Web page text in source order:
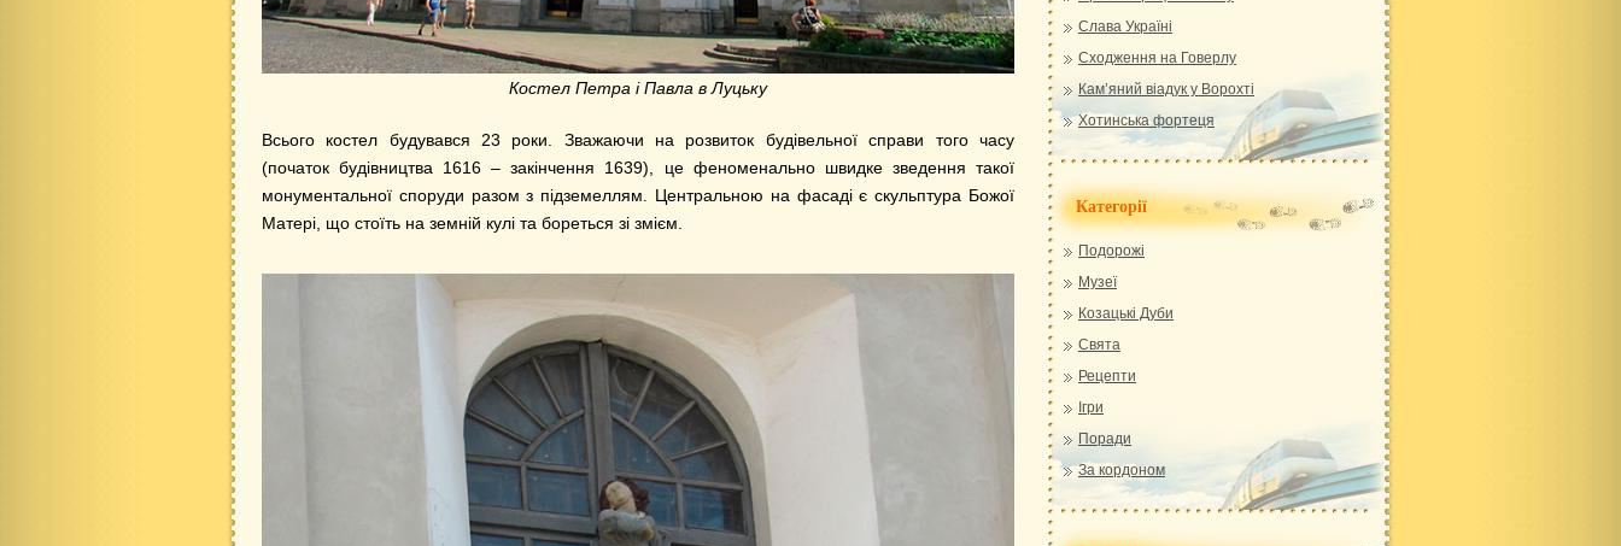
Костел Петра і Павла в Луцьку
Всього костел будувався 23 роки. Зважаючи на розвиток будівельної справи того часу
(початок будівництва 1616 – закінчення 1639), це феноменально швидке зведення такої
монументальної споруди разом з підземеллям. Центральною на фасаді є скульптура Божої
Матері, що стоїть на земній кулі та бореться зі змієм.
Слава Україні
Сходження на Говерлу
Кам’яний віадук у Ворохті
Хотинська фортеця
Категорії
Подорожі
Музеї
Козацькі Дуби
Свята
Рецепти
Ігри
Поради
За кордоном